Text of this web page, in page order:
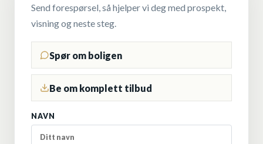
Send forespørsel, så hjelper vi deg med prospekt,
visning og neste steg.
Spør om boligen
Be om komplett tilbud
NAVN